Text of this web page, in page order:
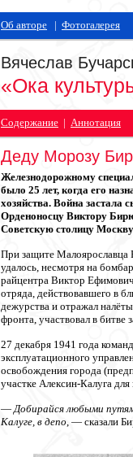
Об авторе | Фотогалерея
Вячеслав
«Ока
Содержание | Аннотация
Деду Морозу
Железнодорожному
было 25 лет, когда его
хозяйства. Война застала
Орденоносцу Виктору
Советскую столицу
При защите Малоярославца
удалось, несмотря на
райцентра Виктор
отряда, действовавшего в
дежурства и отражал
фронта, участвовал в битве
27 декабря 1941 года
эксплуатационного
освобождения города
участке Алексин-Калуга
—Добирайся любыми
Калуге, в депо, — сказали